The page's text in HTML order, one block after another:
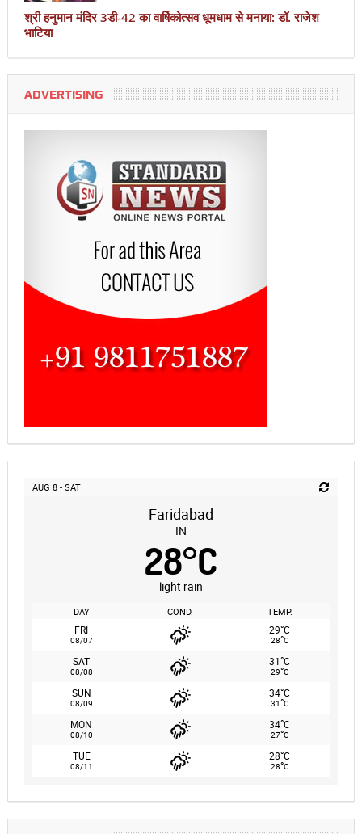
श्री हनुमान मंदिर 3डी-42 का वार्षिकोत्सव धूमधाम से मनाया: डॉ. राजेश
भाटिया
ADVERTISING
AUG 8 - SAT
Faridabad
IN
28°C
light rain
DAY COND. TEMP.
FRI
08/07
29°C
28°C
SAT
08/08
31°C
29°C
SUN
08/09
34°C
31°C
MON
08/10
34°C
27°C
TUE
08/11
28°C
28°C